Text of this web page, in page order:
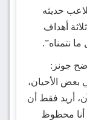
حديثه
أهداف
نتمناه”.
جونز:
بعض الأحيان،
أريد فقط أن
أنا محظوظ